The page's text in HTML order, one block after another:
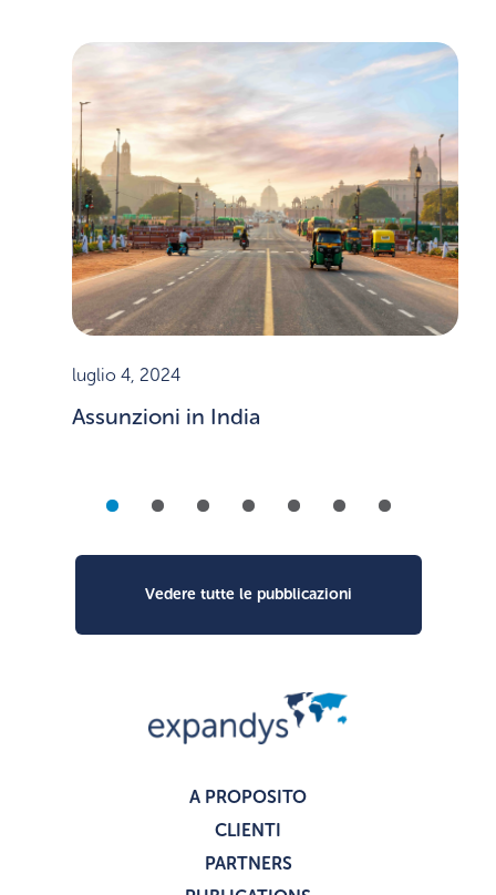
luglio 4, 2024
Assunzioni in India
Vedere tutte le pubblicazioni
A PROPOSITO
CLIENTI
PARTNERS